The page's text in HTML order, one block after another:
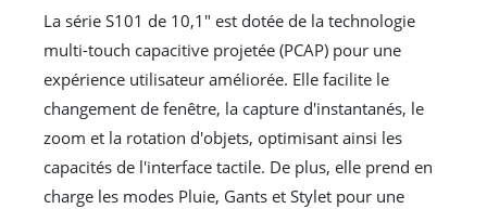
La série S101 de 10,1" est dotée de la technologie
multi-touch capacitive projetée (PCAP) pour une
expérience utilisateur améliorée. Elle facilite le
changement de fenêtre, la capture d'instantanés, le
zoom et la rotation d'objets, optimisant ainsi les
capacités de l'interface tactile. De plus, elle prend en
charge les modes Pluie, Gants et Stylet pour une